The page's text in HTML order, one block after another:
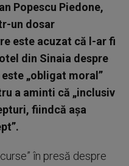
Popescu Piedone,
un dosar
este acuzat că l-ar fi
din Sinaia despre
„obligat moral”
a aminti că „inclusiv
fiindcă aşa
în presă despre